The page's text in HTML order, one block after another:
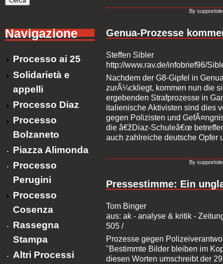
Navigazione
Processo ai 25
Solidarietà e
appelli
Processo Diaz
Processo
Bolzaneto
Piazza Alimonda
Processo
Perugini
Processo
Cosenza
Rassegna
Stampa
Altri Processi
By
Genua-Prozesse
Steffen Sibler
http://www.rav.de/infobrief96/
Nachdem der G8-Gipfel in
zurÃ¼ckliegt, kommen nun die
ergebenden Strafprozesse in
italienische Aktivisten sind dies
gegen Polizisten und
die â€žDiaz-Schuleâ€œ
auch zahlreiche deutsche Opfer
By
Pressestimme: Ein
Tom Binger
aus: ak - analyse & kritik -
505 /
Prozesse gegen
"Bestimmte Bilder bleiben im
diesen Worten umschreibt der